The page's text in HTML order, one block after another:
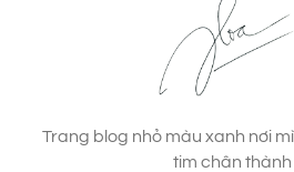
Trang blog nhỏ màu xanh nơi
tim chân thành